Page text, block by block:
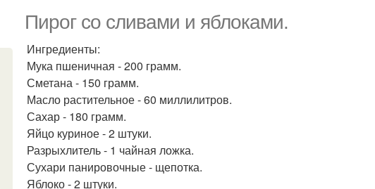
Пирог со сливами и яблоками.
Ингредиенты:
Мука пшеничная - 200 грамм.
Сметана - 150 грамм.
Масло растительное - 60 миллилитров.
Сахар - 180 грамм.
Яйцо куриное - 2 штуки.
Разрыхлитель - 1 чайная ложка.
Сухари панировочные - щепотка.
Яблоко - 2 штуки.